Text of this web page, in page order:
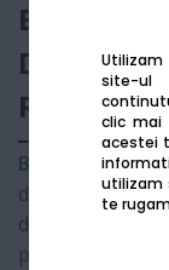
site-ul
clic mai
acestei
utilizam
te
Brother
Rapid
Brother ADS-
desktop,
de documente
precizie. Cu o